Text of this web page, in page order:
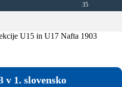
35
v 1. slovensko